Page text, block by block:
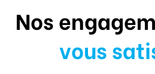
Nos
vous